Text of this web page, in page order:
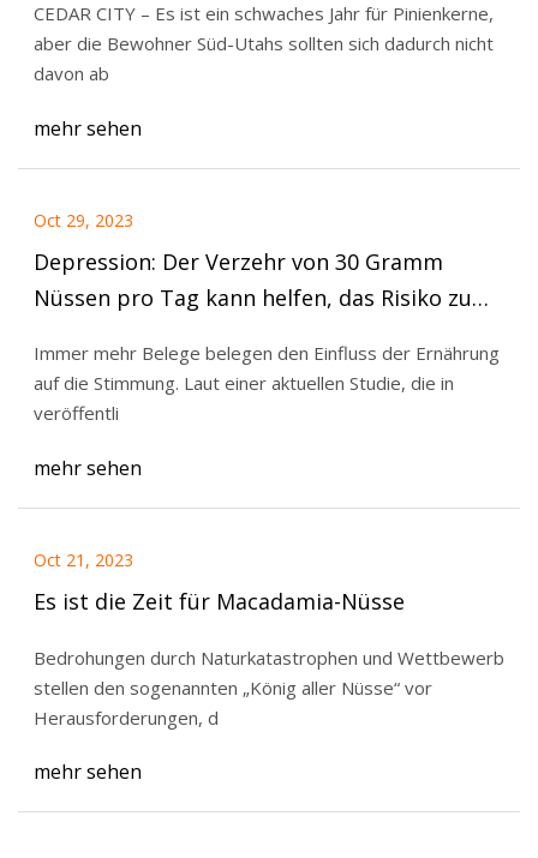
Sammeln machen
CEDAR CITY – Es ist ein schwaches Jahr für Pinienkerne,
aber die Bewohner Süd-Utahs sollten sich dadurch nicht
davon ab
mehr sehen
Oct 29, 2023
Depression: Der Verzehr von 30 Gramm
Nüssen pro Tag kann helfen, das Risiko zu
Immer mehr Belege belegen den Einfluss der Ernährung
auf die Stimmung. Laut einer aktuellen Studie, die in
veröffentli
mehr sehen
Oct 21, 2023
Es ist die Zeit für Macadamia-Nüsse
Bedrohungen durch Naturkatastrophen und Wettbewerb
stellen den sogenannten „König aller Nüsse“ vor
Herausforderungen, d
mehr sehen